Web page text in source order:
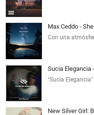
Max Ceddo -
Con una
Sucia Elegancia
"Sucia
New Silver Girl: